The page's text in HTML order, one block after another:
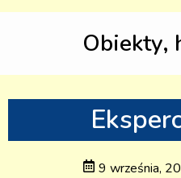
Obiekty,
9 września,